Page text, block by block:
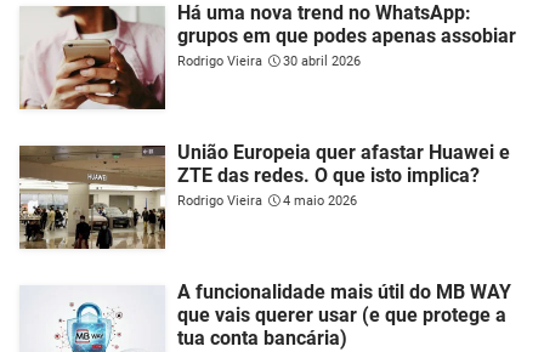
Há uma nova trend no WhatsApp:
grupos em que podes apenas assobiar
Rodrigo Vieira 30 abril 2026
União Europeia quer afastar Huawei e
ZTE das redes. O que isto implica?
Rodrigo Vieira 4 maio 2026
A funcionalidade mais útil do MB WAY
que vais querer usar (e que protege a
tua conta bancária)